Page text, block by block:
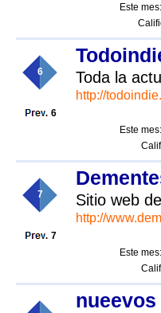
Este mes:
6
6
Toda la
http://
Este mes:
7
7
Sitio web
http://
Este mes: